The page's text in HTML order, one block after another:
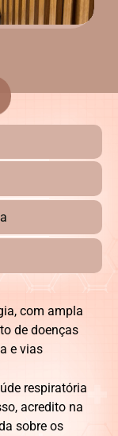
com ampla
de doenças
e vias
respiratória
acredito na
sobre os